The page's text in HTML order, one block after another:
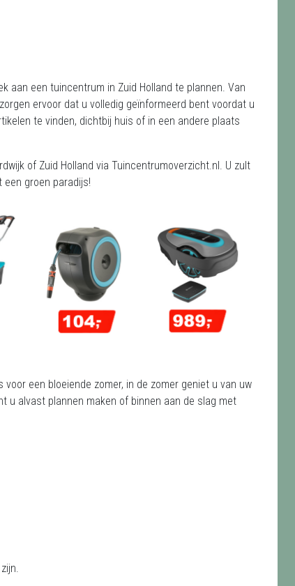
aan een tuincentrum in Zuid Holland te plannen. Van
ervoor dat u volledig geïnformeerd bent voordat u
te vinden, dichtbij huis of in een andere plaats
of Zuid Holland via Tuincentrumoverzicht.nl. U zult
groen paradijs!
een bloeiende zomer, in de zomer geniet u van uw
u alvast plannen maken of binnen aan de slag met